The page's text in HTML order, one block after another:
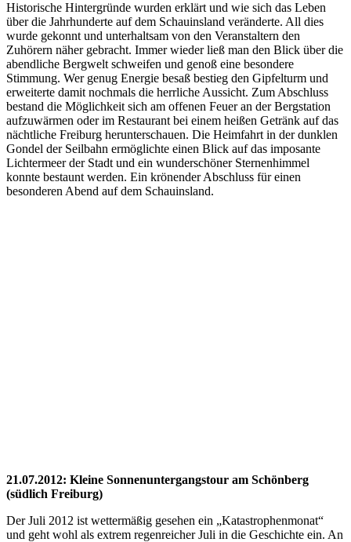
Historische Hintergründe wurden erklärt und wie sich das Leben
über die Jahrhunderte auf dem Schauinsland veränderte. All dies
wurde gekonnt und unterhaltsam von den Veranstaltern den
Zuhörern näher gebracht. Immer wieder ließ man den Blick über die
abendliche Bergwelt schweifen und genoß eine besondere
Stimmung. Wer genug Energie besaß bestieg den Gipfelturm und
erweiterte damit nochmals die herrliche Aussicht. Zum Abschluss
bestand die Möglichkeit sich am offenen Feuer an der Bergstation
aufzuwärmen oder im Restaurant bei einem heißen Getränk auf das
nächtliche Freiburg herunterschauen. Die Heimfahrt in der dunklen
Gondel der Seilbahn ermöglichte einen Blick auf das imposante
Lichtermeer der Stadt und ein wunderschöner Sternenhimmel
konnte bestaunt werden. Ein krönender Abschluss für einen
besonderen Abend auf dem Schauinsland.
21.07.2012: Kleine Sonnenuntergangstour am Schönberg
(südlich Freiburg)
Der Juli 2012 ist wettermäßig gesehen ein „Katastrophenmonat“
und geht wohl als extrem regenreicher Juli in die Geschichte ein. An